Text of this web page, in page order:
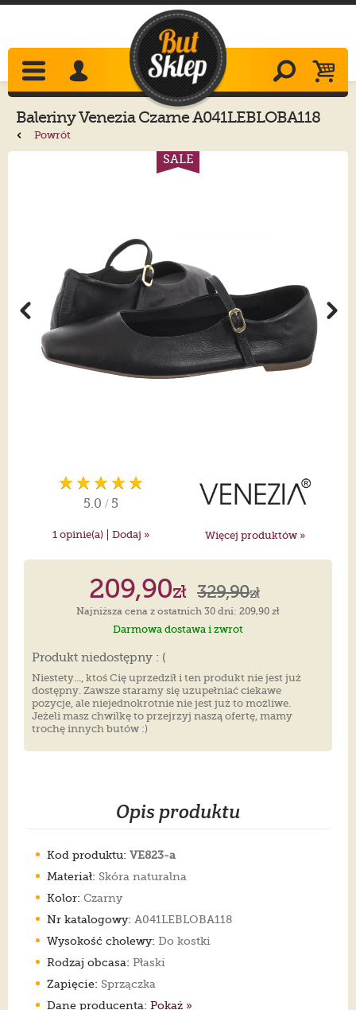
BalerinyVenezia Czarne A041LEBLOBA118
Powrót
SALE
5.0 / 5
1 opinie(a) | Dodaj » Więcej produktów »
209,90zł 329,90zł
Najniższa cena z ostatnich 30 dni: 209,90 zł
Darmowa dostawa i zwrot
Produkt niedostępny : (
Niestety..., ktoś Cię uprzedził i ten produkt nie jest już
dostępny. Zawsze staramy się uzupełniać ciekawe
pozycje, ale niejednokrotnie nie jest już to możliwe.
Jeżeli masz chwilkę to przejrzyj naszą ofertę, mamy
trochę innych butów :)
Opis produktu
Kod produktu: VE823-a
Materiał: Skóra naturalna
Kolor: Czarny
Nr katalogowy: A041LEBLOBA118
Wysokość cholewy: Do kostki
Rodzaj obcasa: Płaski
Zapięcie: Sprzączka
Dane producenta: Pokaż »